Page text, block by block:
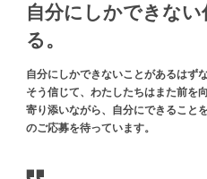
自分にしかできな
る。
自分にしかできないことがあるはずな
そう信じて、わたしたちはまた前を
寄り添いながら、自分にできること
のご応募を待っています。